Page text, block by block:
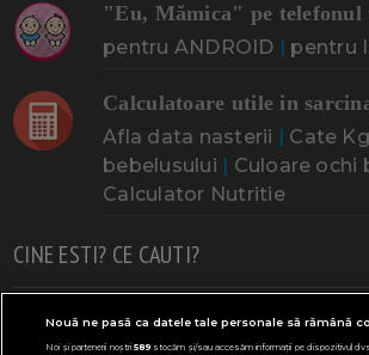
"Eu, Mămica" pe telefonul
pentru ANDROID pentru
Calculatoare utile in
Afla data nasterii Cate
bebelusului
Culoare ochi
Calculator Nutritie
CINE ESTI? CE CAUTI?
Doresc un copil Adoptia Probleme cu
Nouă ne pasă ca datele tale personale să rămână
Noi și partenerii noștri589stocăm și/sau accesăm informații pe dispozitivul